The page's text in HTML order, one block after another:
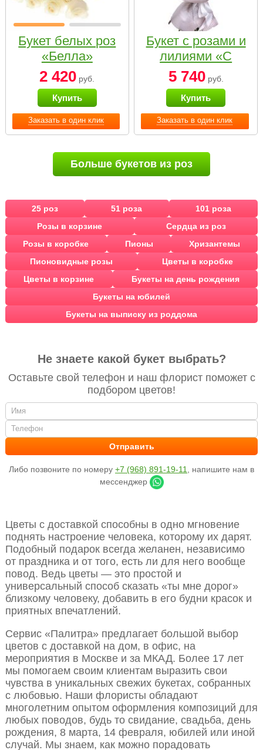
Заказать в один клик
Букет белых роз
«Белла»
2 420 руб.
Купить
Заказать в один клик
Букет с розами и
лилиями «С
наилучшими
пожеланиями»
5 740руб.
Купить
Больше букетов из роз
25 роз 51 роза
101 роза
Розы в корзине
Сердца из роз
Розы в коробке
Пионы
Хризантемы
Пионовидные розы
Цветы в коробке
Цветы в корзине
Букеты на день рождения
Букеты на юбилей
Букеты на выписку из роддома
Не знаете какой букет выбрать?
Оставьте свой телефон и наш флорист поможет с
подбором цветов!
Либо позвоните по номеру +7 (968) 891-19-11
, напишите нам в
мессенджер
Цветы с доставкой способны в одно мгновение
поднять настроение человека, которому их дарят.
Подобный подарок всегда желанен, независимо
от праздника и от того, есть ли для него вообще
повод. Ведь цветы — это простой и
универсальный способ сказать «ты мне дорог»
близкому человеку, добавить в его будни красок и
приятных впечатлений.
Сервис «Палитра» предлагает большой выбор
цветов с доставкой на дом, в офис, на
мероприятия в Москве и за МКАД. Более 17 лет
мы помогаем своим клиентам выразить свои
чувства в уникальных свежих букетах, собранных
с любовью. Наши флористы обладают
многолетним опытом оформления композиций для
любых поводов, будь то свидание, свадьба, день
рождения, 8 марта, 14 февраля, юбилей или иной
случай. Мы знаем, как можно порадовать